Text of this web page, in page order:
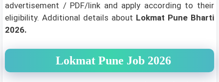
advertisement / PDF/link and apply according to their
eligibility. Additional details about Lokmat Pune Bharti
2026.
Lokmat Pune Job 2026